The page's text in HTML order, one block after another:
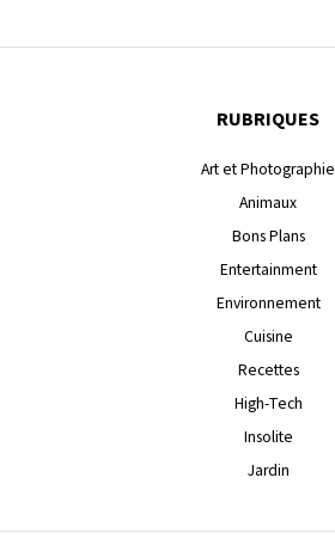
RUBRIQUES
Art et Photographie
Animaux
Bons Plans
Entertainment
Environnement
Cuisine
Recettes
High-Tech
Insolite
Jardin